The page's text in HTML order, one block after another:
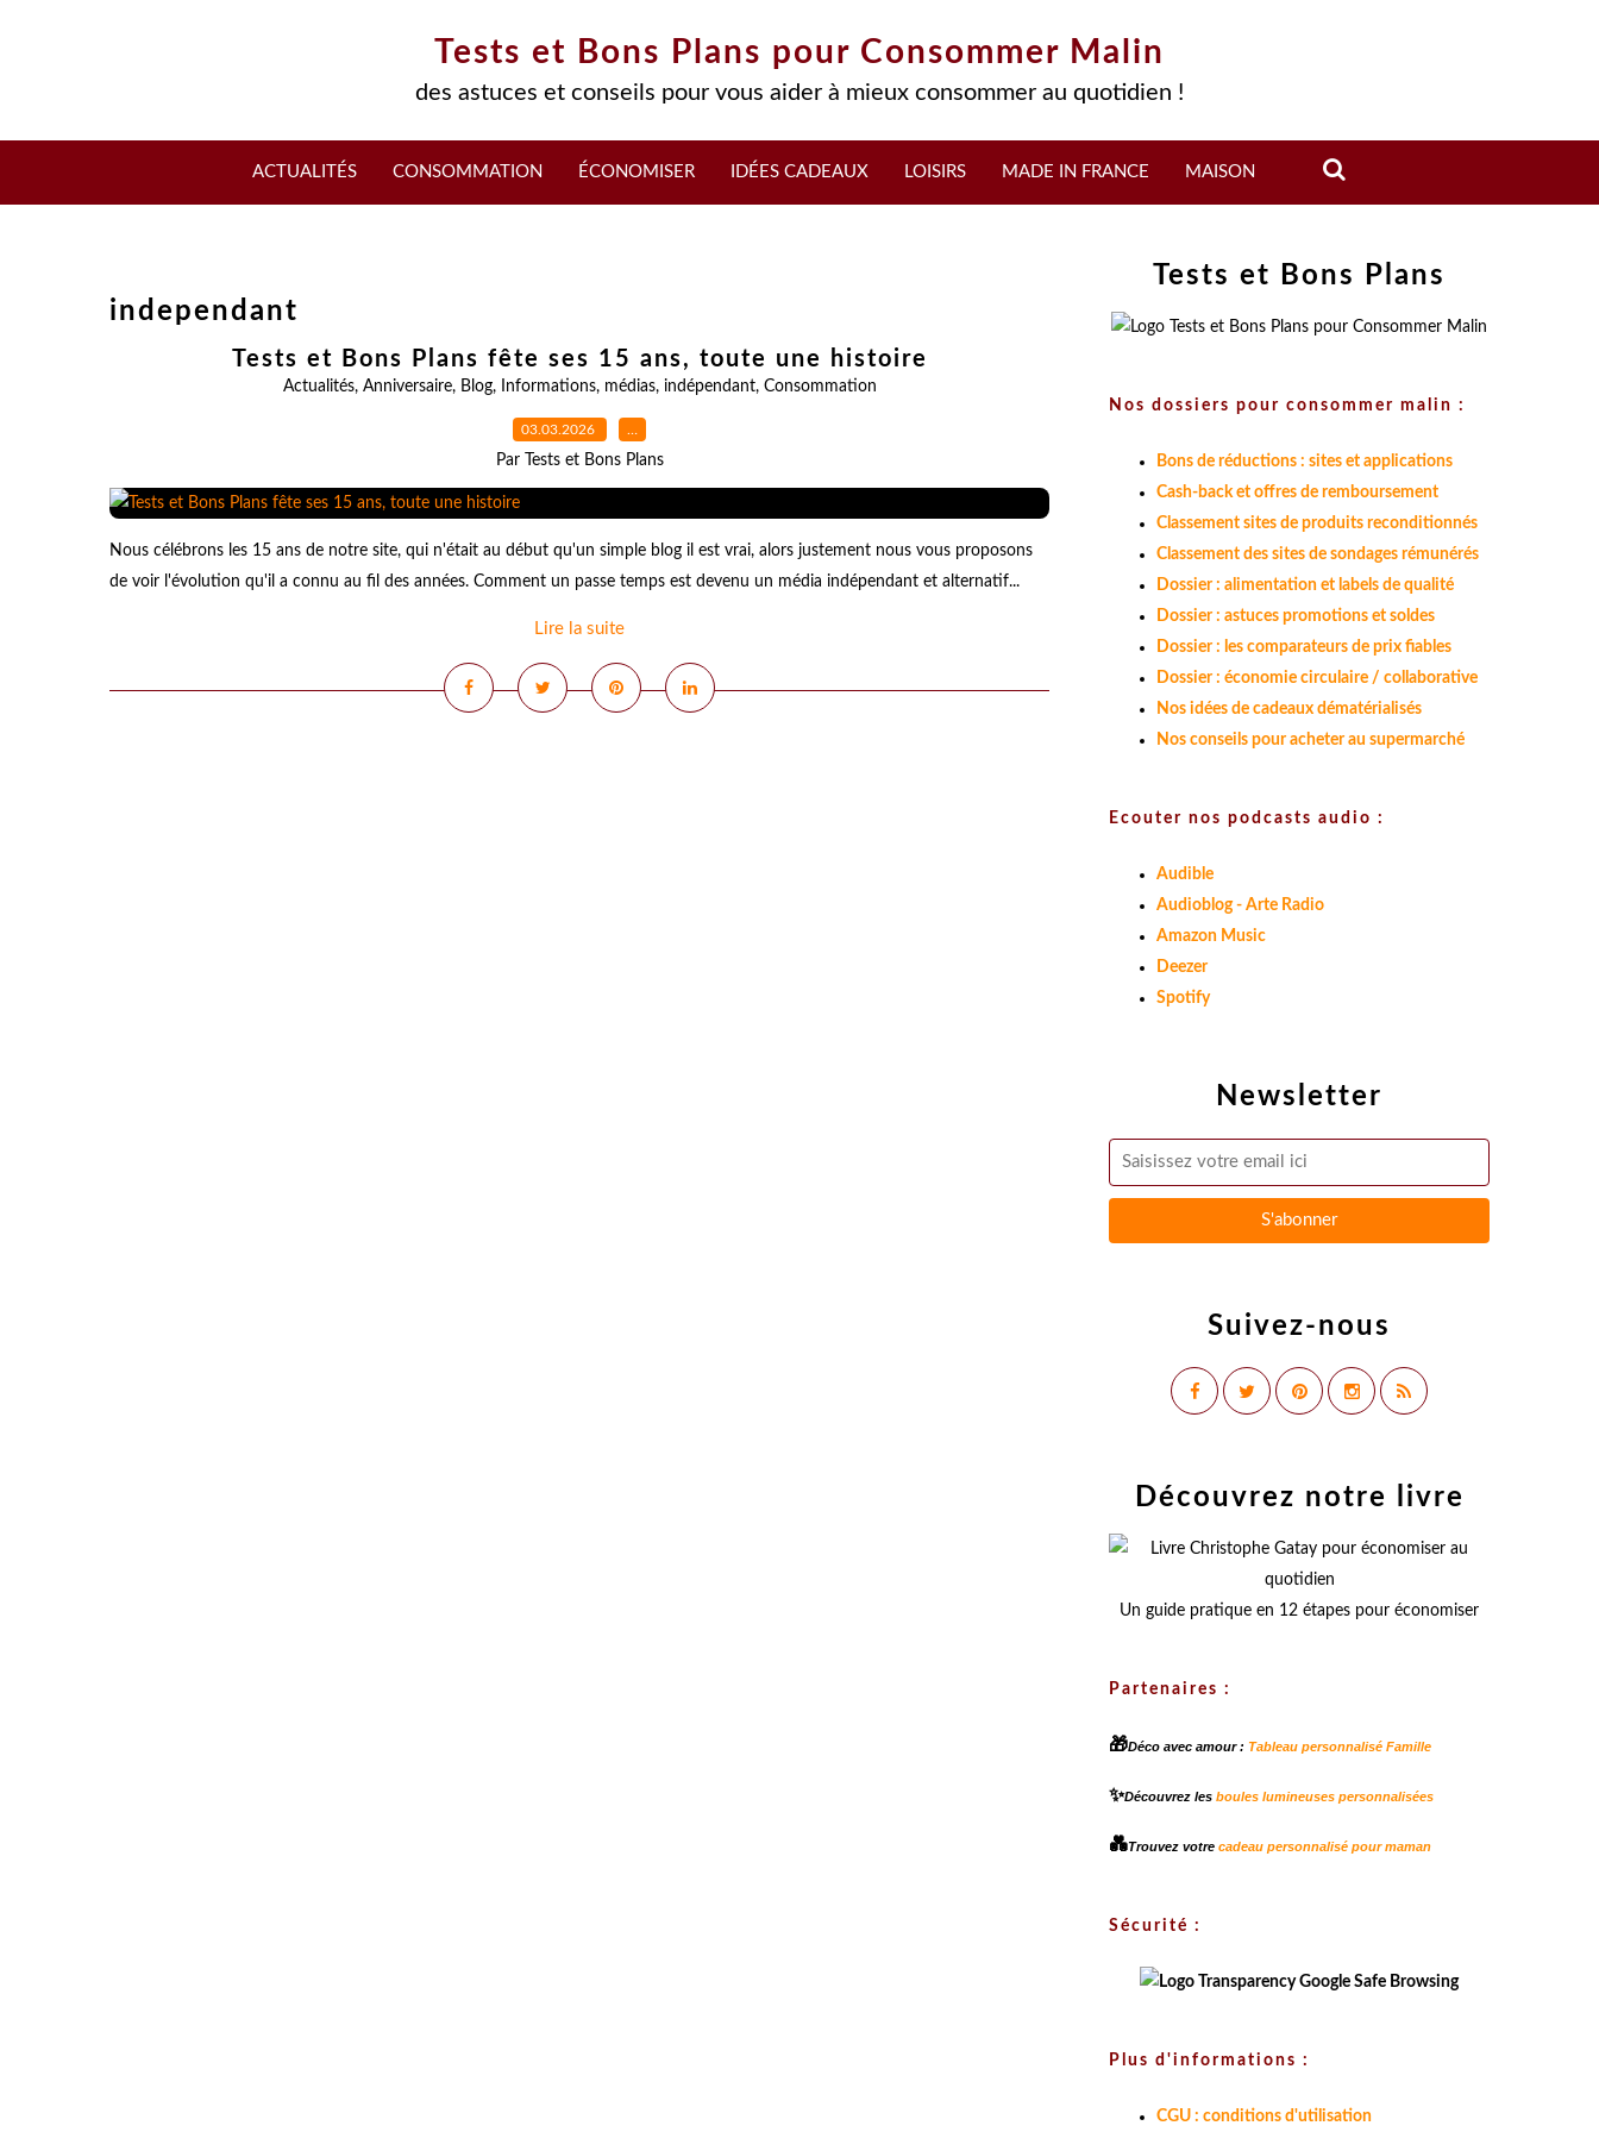
Tests et Bons Plans pour Consommer Malin
des astuces et conseils pour vous aider à mieux consommer au quotidien !
ACTUALITÉS CONSOMMATION ÉCONOMISER IDÉES CADEAUX LOISIRS MADE IN FRANCE MAISON
independant
Tests et Bons Plans fête ses 15 ans, toute une histoire
Actualités, Anniversaire, Blog, Informations, médias, indépendant, Consommation
03.03.2026 …
Par Tests et Bons Plans
Nous célébrons les 15 ans de notre site, qui n'était au début qu'un simple blog il est vrai, alors justement nous vous proposons
de voir l'évolution qu'il a connu au fil des années. Comment un passe temps est devenu un média indépendant et alternatif...
Lire la suite
Newsletter
Suivez-nous
Tests et Bons Plans
Nos dossiers pour consommer malin :
Bons de réductions : sites et applications
Cash-back et offres de remboursement
Classement sites de produits reconditionnés
Classement des sites de sondages rémunérés
Dossier : alimentation et labels de qualité
Dossier : astuces promotions et soldes
Dossier : les comparateurs de prix fiables
Dossier : économie circulaire / collaborative
Nos idées de cadeaux dématérialisés
Nos conseils pour acheter au supermarché
Ecouter nos podcasts audio :
Audible
Audioblog - Arte Radio
Amazon Music
Deezer
Spotify
Découvrez notre livre
Un guide pratique en 12 étapes pour économiser
Partenaires :
🎁Déco avec amour : Tableau personnalisé Famille
✨Découvrez les boules lumineuses personnalisées
💑Trouvez votre cadeau personnalisé pour maman
Sécurité :
Plus d'informations :
CGU : conditions d'utilisation